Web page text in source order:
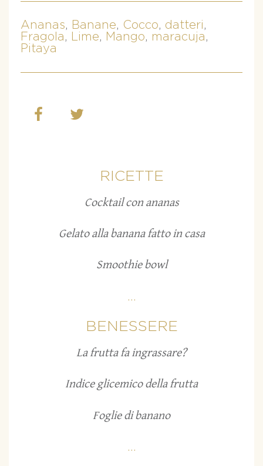
Ananas, Banane, Cocco, datteri ,
Fragola , Lime, Mango, maracuja ,
Pitaya
RICETTE
Cocktail con ananas
Gelato alla banana fatto in casa
Smoothie bowl
...
BENESSERE
La frutta fa ingrassare?
Indice glicemico della frutta
Foglie di banano
...